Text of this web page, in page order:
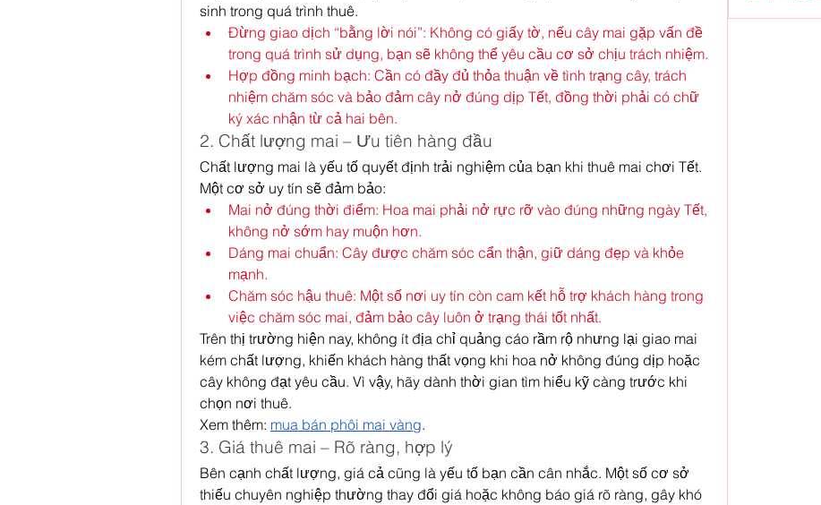
sinh trong quá trình thuê.
Đừng giao dịch “bằng lời nói”: Không có giấy tờ, nếu cây mai gặp vấn đề
trong quá trình sử dụng, bạn sẽ không thể yêu cầu cơ sở chịu trách nhiệm.
Hợp đồng minh bạch: Cần có đầy đủ thỏa thuận về tình trạng cây, trách
nhiệm chăm sóc và bảo đảm cây nở đúng dịp Tết, đồng thời phải có chữ
ký xác nhận từ cả hai bên.
2. Chất lượng mai – Ưu tiên hàng đầu
Chất lượng mai là yếu tố quyết định trải nghiệm của bạn khi thuê mai chơi Tết.
Một cơ sở uy tín sẽ đảm bảo:
Mai nở đúng thời điểm: Hoa mai phải nở rực rỡ vào đúng những ngày Tết,
không nở sớm hay muộn hơn.
Dáng mai chuẩn: Cây được chăm sóc cẩn thận, giữ dáng đẹp và khỏe
mạnh.
Chăm sóc hậu thuê: Một số nơi uy tín còn cam kết hỗ trợ khách hàng trong
việc chăm sóc mai, đảm bảo cây luôn ở trạng thái tốt nhất.
Trên thị trường hiện nay, không ít địa chỉ quảng cáo rầm rộ nhưng lại giao mai
kém chất lượng, khiến khách hàng thất vọng khi hoa nở không đúng dịp hoặc
cây không đạt yêu cầu. Vì vậy, hãy dành thời gian tìm hiểu kỹ càng trước khi
chọn nơi thuê.
Xem thêm: mua bán phôi mai vàng.
3. Giá thuê mai – Rõ ràng, hợp lý
Bên cạnh chất lượng, giá cả cũng là yếu tố bạn cần cân nhắc. Một số cơ sở
thiếu chuyên nghiệp thường thay đổi giá hoặc không báo giá rõ ràng, gây khó